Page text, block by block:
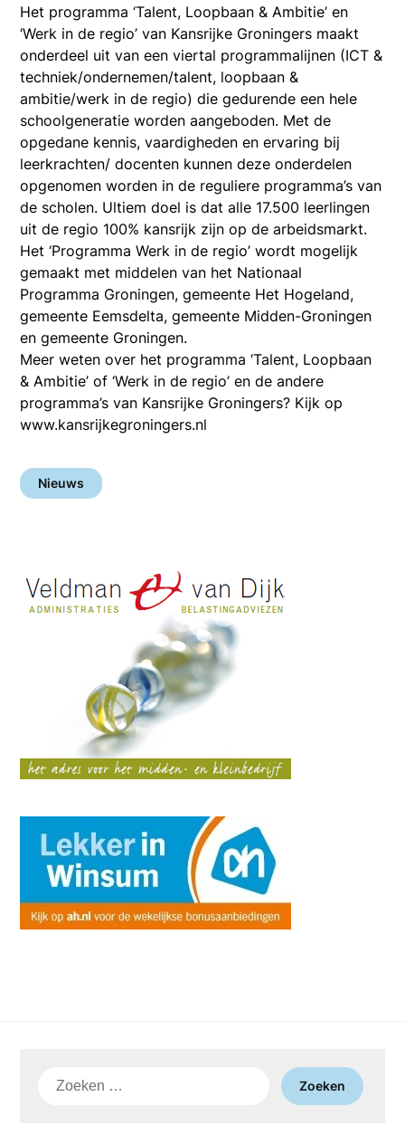
Het programma ‘Talent, Loopbaan & Ambitie’ en
‘Werk in de regio’ van Kansrijke Groningers maakt
onderdeel uit van een viertal programmalijnen (ICT &
techniek/ondernemen/talent, loopbaan &
ambitie/werk in de regio) die gedurende een hele
schoolgeneratie worden aangeboden. Met de
opgedane kennis, vaardigheden en ervaring bij
leerkrachten/ docenten kunnen deze onderdelen
opgenomen worden in de reguliere programma’s van
de scholen. Ultiem doel is dat alle 17.500 leerlingen
uit de regio 100% kansrijk zijn op de arbeidsmarkt.
Het ‘Programma Werk in de regio’ wordt mogelijk
gemaakt met middelen van het Nationaal
Programma Groningen, gemeente Het Hogeland,
gemeente Eemsdelta, gemeente Midden-Groningen
en gemeente Groningen.
Meer weten over het programma ‘Talent, Loopbaan
& Ambitie’ of ‘Werk in de regio’ en de andere
programma’s van Kansrijke Groningers? Kijk op
www.kansrijkegroningers.nl
Nieuws
Zoeken